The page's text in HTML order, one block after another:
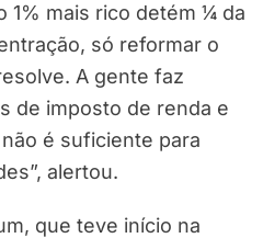
1% mais rico detém ¼ da
só reformar o
A gente faz
de imposto de renda e
é suficiente para
alertou.
que teve início na